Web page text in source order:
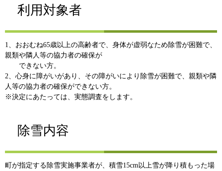
利用対象者
1、おおむね65歳以上の高齢者で、身体が虚弱なため除雪が困難で、
親類や隣人等の協力者の確保が
できない方。
2、心身に障がいがあり、その障がいにより除雪が困難で、親類や隣
人等の協力者の確保ができない方。
※決定にあたっては、実態調査をします。
除雪内容
町が指定する除雪実施事業者が、積雪15cm以上雪が降り積もった場